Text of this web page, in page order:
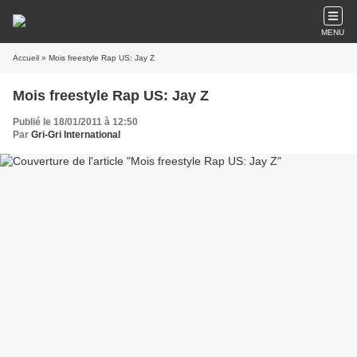
MENU
Accueil » Mois freestyle Rap US: Jay Z
Mois freestyle Rap US: Jay Z
Publié le 18/01/2011 à 12:50
Par Gri-Gri International